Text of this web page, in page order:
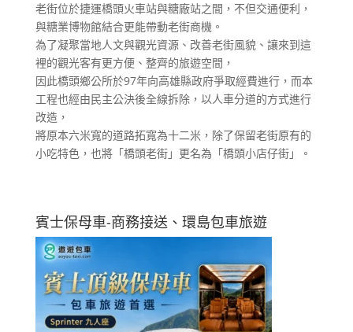
老街位於捷運橋頭火車站與糖廠站之間，不但交通便利，
與糖業博物館結合更能帶動老街商機。
為了凝聚當地人文與觀光資源、改善老街風貌、讓來到這
裡的觀光客有更方便、整齊的旅遊空間，
因此橋頭鄉公所於97年向高雄縣政府爭取經費進行，而本
工程也經由民主公決後全線拆除，以人車分道的方式進行
改造，
將原本六米寬的道路拓寬為十二米，除了保留老街原有的
小吃特色，也將「橋頭老街」更名為「橋頭小店仔街」。
賓士保母車-商務接送、環島包車旅遊